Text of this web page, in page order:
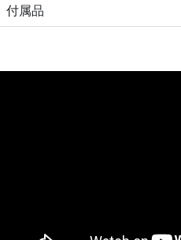
付属品